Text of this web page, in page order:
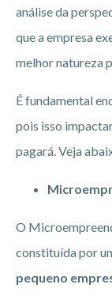
análise da
que a empresa
melhor natureza
É fundamental
pois isso
pagará. Veja
O
constituída por
pequeno